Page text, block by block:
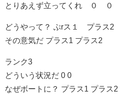
とりあえず立ってくれ ０ ０
どうやって？ ぷrス１ プラス2
その意気だ プラス1 プラス2
ランク3
どういう状況だ 0 0
なぜボートに？ プラス1 プラス2